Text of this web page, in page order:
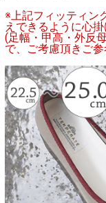
※上記フィッティン
えできるように心
(足幅・甲高・外反
で、ご考慮頂きご参